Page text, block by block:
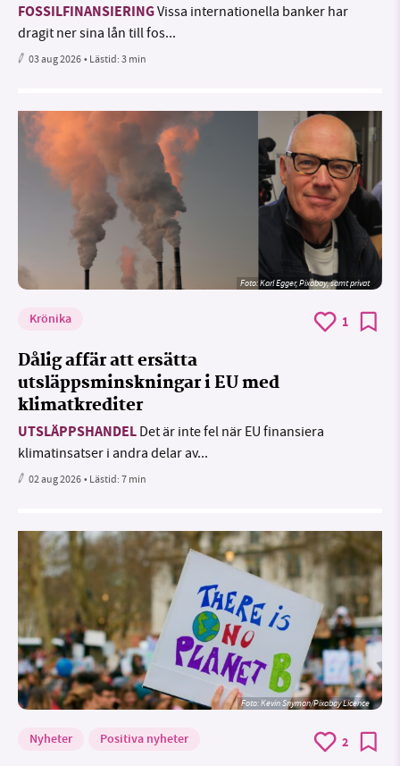
FOSSILFINANSIERINGVissa internationella banker har
dragit ner sina lån till fos...
03 aug 2026• Lästid:3 min
Foto:Karl Egger, Pixabay, samt privat
Krönika 1
Dålig affär att ersätta
utsläppsminskningar i EU med
klimatkrediter
UTSLÄPPSHANDEL Det är inte fel när EU finansiera
klimatinsatser i andra delar av...
02 aug 2026• Lästid:7 min
Foto:Kevin Snyman/Pixabay Licence
Nyheter Positiva nyheter 2